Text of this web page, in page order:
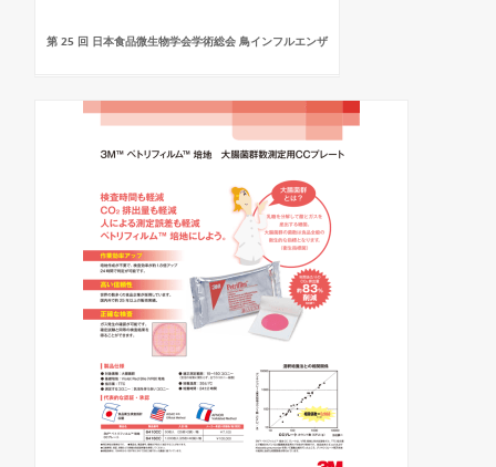
第 25 回 日本食品微生物学会学術総会 鳥インフルエンザ